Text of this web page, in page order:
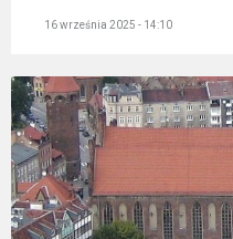
16 września 2025 - 14:10